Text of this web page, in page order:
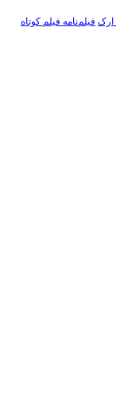
فیلم‌نامه فیلم کوتاه